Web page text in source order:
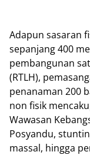
Adapun sasaran
sepanjang 400
pembangunan
(RTLH),
penanaman 200
non fisik
Wawasan
Posyandu,
massal, hingga